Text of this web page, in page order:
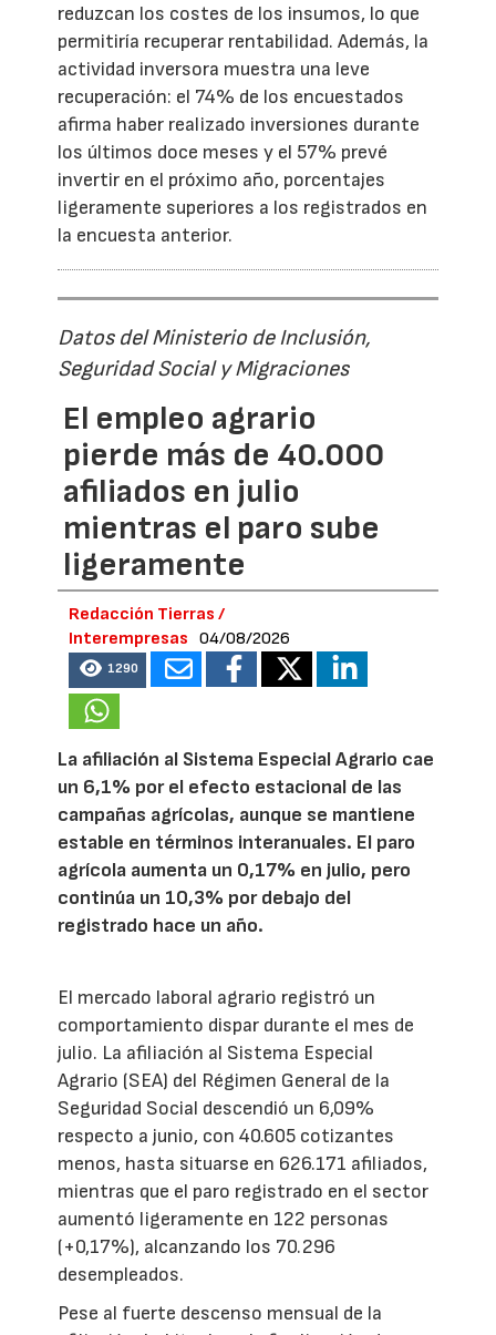
reduzcan los costes de los insumos, lo que
permitiría recuperar rentabilidad. Además, la
actividad inversora muestra una leve
recuperación: el 74% de los encuestados
afirma haber realizado inversiones durante
los últimos doce meses y el 57% prevé
invertir en el próximo año, porcentajes
ligeramente superiores a los registrados en
la encuesta anterior.
Datos del Ministerio de Inclusión,
Seguridad Social y Migraciones
El empleo agrario
pierde más de 40.000
afiliados en julio
mientras el paro sube
ligeramente
Redacción Tierras /
Interempresas
04/08/2026
1290
La afiliación al Sistema Especial Agrario cae
un 6,1% por el efecto estacional de las
campañas agrícolas, aunque se mantiene
estable en términos interanuales. El paro
agrícola aumenta un 0,17% en julio, pero
continúa un 10,3% por debajo del
registrado hace un año.
El mercado laboral agrario registró un
comportamiento dispar durante el mes de
julio. La afiliación al Sistema Especial
Agrario (SEA) del Régimen General de la
Seguridad Social descendió un 6,09%
respecto a junio, con 40.605 cotizantes
menos, hasta situarse en 626.171 afiliados,
mientras que el paro registrado en el sector
aumentó ligeramente en 122 personas
(+0,17%), alcanzando los 70.296
desempleados.
Pese al fuerte descenso mensual de la